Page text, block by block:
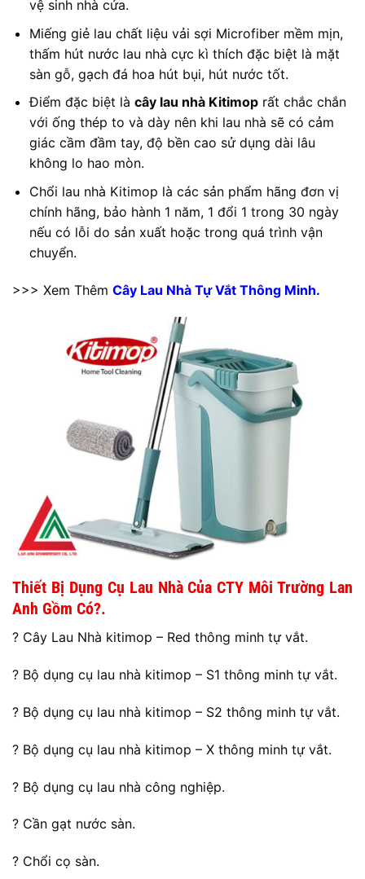
vệ sinh nhà cửa.
Miếng giẻ lau chất liệu vải sợi Microfiber mềm mịn,
thấm hút nước lau nhà cực kì thích đặc biệt là mặt
sàn gỗ, gạch đá hoa hút bụi, hút nước tốt.
Điểm đặc biệt là cây lau nhà Kitimoprất chắc chắn
với ống thép to và dày nên khi lau nhà sẽ có cảm
giác cầm đầm tay, độ bền cao sử dụng dài lâu
không lo hao mòn.
Chổi lau nhà Kitimop là các sản phẩm hãng đơn vị
chính hãng, bảo hành 1 năm, 1 đổi 1 trong 30 ngày
nếu có lỗi do sản xuất hoặc trong quá trình vận
chuyển.
>>> Xem Thêm Cây Lau Nhà Tự Vắt Thông Minh.
Thiết Bị Dụng Cụ Lau Nhà Của CTY Môi Trường Lan
Anh Gồm Có?.
? Cây Lau Nhà kitimop – Red thông minh tự vắt.
? Bộ dụng cụ lau nhà kitimop – S1 thông minh tự vắt.
? Bộ dụng cụ lau nhà kitimop – S2 thông minh tự vắt.
? Bộ dụng cụ lau nhà kitimop – X thông minh tự vắt.
? Bộ dụng cụ lau nhà công nghiệp.
? Cần gạt nước sàn.
? Chổi cọ sàn.